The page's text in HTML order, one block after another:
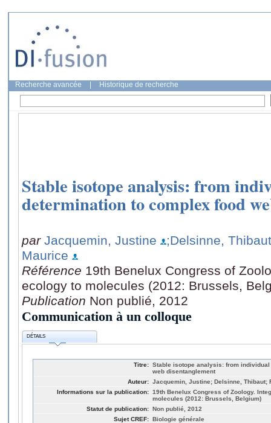
Recherche avancée Historique de recherche
Stable isotope analysis: from
determination to complex food
par Jacquemin, Justine
;Delsinne, Thibaut
Maurice
Référence 19th Benelux Congress of
ecology to molecules (2012: Brussels,
Publication Non publié, 2012
Communication à un colloque
DÉTAILS
Titre: Stable isotope analysis: from
web disentanglement
Auteur: Jacquemin, Justine; Delsinne, Thibaut;
Informations sur la publication: 19th Benelux Congress of Zoology.
molecules (2012: Brussels, Belgium)
Statut de publication: Non publié, 2012
Sujet CREF: Biologie générale